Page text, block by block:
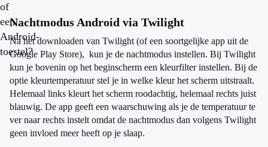
of
een
Android-
toestel?
Nachtmodus Android via Twilight
Na het downloaden van Twilight (of een soortgelijke app uit de
Google Play Store), kun je de nachtmodus instellen. Bij Twilight
kun je bovenin op het beginscherm een kleurfilter instellen. Bij de
optie kleurtemperatuur stel je in welke kleur het scherm uitstraalt.
Helemaal links kleurt het scherm roodachtig, helemaal rechts juist
blauwig. De app geeft een waarschuwing als je de temperatuur te
ver naar rechts instelt omdat de nachtmodus dan volgens Twilight
geen invloed meer heeft op je slaap.